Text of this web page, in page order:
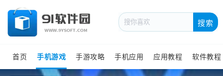
搜索
首页 手机游戏 手游攻略 手机应用 应用教程 软件教程